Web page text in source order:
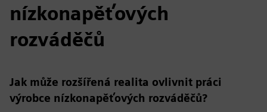
nízkonapěťových
rozváděčů
Jak může rozšířená realita ovlivnit práci
výrobce nízkonapěťových rozváděčů?